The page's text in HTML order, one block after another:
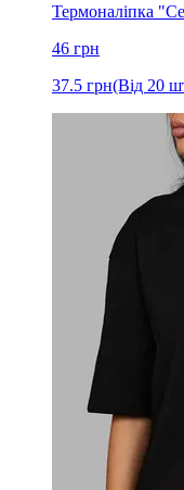
Термоналіпка
46 грн
37.5 грн(Від 20